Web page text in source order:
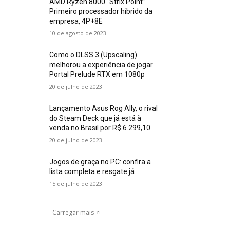
Primeiro processador híbrido da
empresa, 4P+8E
10 de agosto de 2023
Como o DLSS 3 (Upscaling)
melhorou a experiência de jogar
Portal Prelude RTX em 1080p
20 de julho de 2023
Lançamento Asus Rog Ally, o rival
do Steam Deck que já está à
venda no Brasil por R$ 6.299,10
20 de julho de 2023
Jogos de graça no PC: confira a
lista completa e resgate já
15 de julho de 2023
Carregar mais